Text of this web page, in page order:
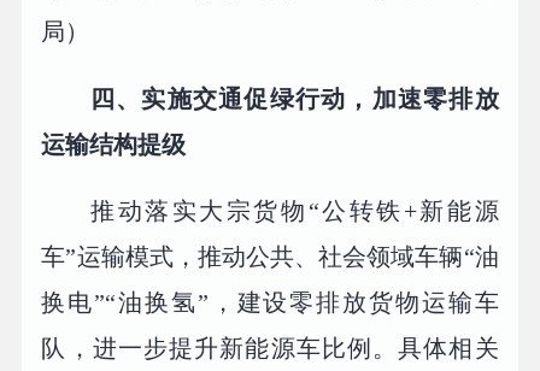
局）
四、实施交通促绿行动，加速零排放
运输结构提级
推动落实大宗货物“公转铁+新能源
车”运输模式，推动公共、社会领域车辆“油
换电”“油换氢”，建设零排放货物运输车
队，进一步提升新能源车比例。具体相关